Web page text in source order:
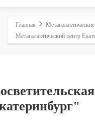
Главная
Метагалактический центр